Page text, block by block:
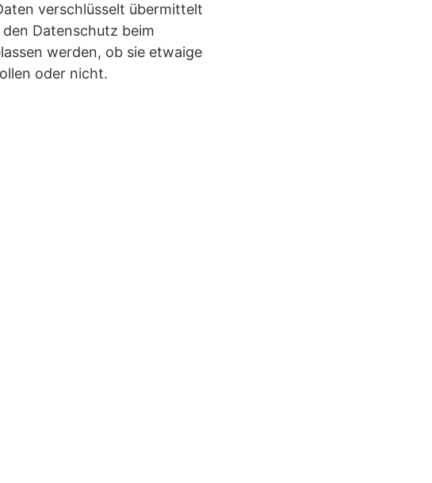
verschlüsselt übermittelt
Datenschutz beim
werden, ob sie etwaige
oder nicht.